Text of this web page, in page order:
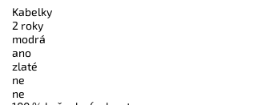
Kabelky
2 roky
modrá
ano
zlaté
ne
ne